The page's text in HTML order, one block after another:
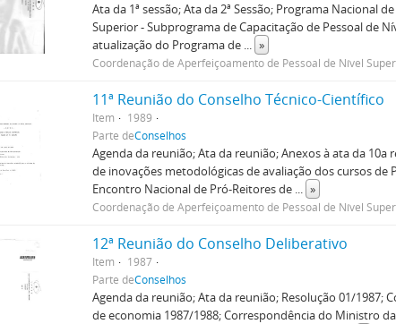
Ata da 1ª sessão; Ata da 2ª Sessão; Programa Nacional
Superior - Subprograma de Capacitação de Pessoal de
atualização do Programa de ... »
Coordenação de Aperfeiçoamento de Pessoal de Nível
11ª Reunião do Conselho Técnico-Científico
Item
1989
Parte deConselhos
Agenda da reunião; Ata da reunião; Anexos à ata da
de inovações metodológicas de avaliação dos cursos de
Encontro Nacional de Pró-Reitores de ... »
Coordenação de Aperfeiçoamento de Pessoal de Nível
12ª Reunião do Conselho Deliberativo
Item
1987
Parte deConselhos
Agenda da reunião; Ata da reunião; Resolução 01/1987;
de economia 1987/1988; Correspondência do Ministro